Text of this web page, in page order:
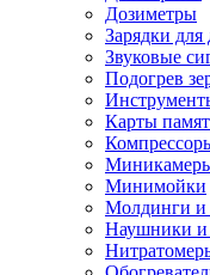
Дозиметры
Зарядки для
Звуковые
Подогрев
Карты
Минимойки
Молдинги и
Наушники и